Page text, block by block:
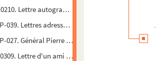
Lettre autographe signée du général comte
039. Lettres adressées à Marie-Aurore de
027. Général Pierre Riel de Beurnonville. Lettre à
Lettre d'un ami à Marie-Aurore Dupin de